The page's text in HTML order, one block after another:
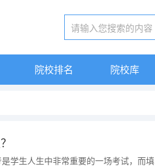
院校排名 院校库
学生人生中非常重要的一场考试，而填